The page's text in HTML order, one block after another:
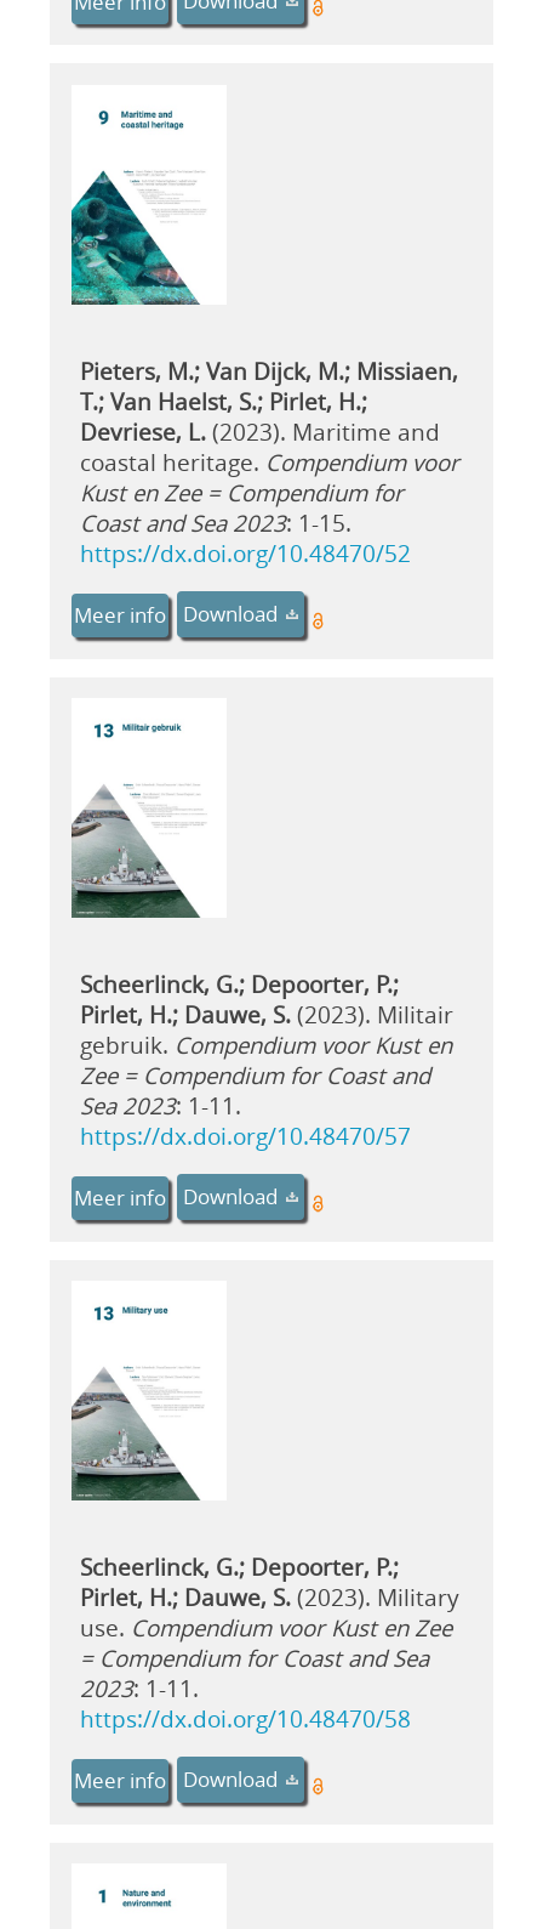
Pieters, M.; Van Dijck, M.; Missiaen,
T.; Van Haelst, S.; Pirlet, H.;
Devriese, L.(2023). Maritime and
coastal heritage. Compendium voor
Kust en Zee = Compendium for
Coast and Sea 2023: 1-15.
https://dx.doi.org/10.48470/52
Meer info Download
Scheerlinck, G.; Depoorter, P.;
Pirlet, H.; Dauwe, S.(2023). Militair
gebruik. Compendium voor Kust en
Zee = Compendium for Coast and
Sea 2023: 1-11.
https://dx.doi.org/10.48470/57
Meer info Download
Scheerlinck, G.; Depoorter, P.;
Pirlet, H.; Dauwe, S.(2023). Military
use. Compendium voor Kust en Zee
= Compendium for Coast and Sea
2023: 1-11.
https://dx.doi.org/10.48470/58
Meer info Download